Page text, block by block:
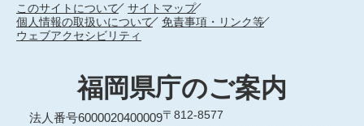
このサイトについて
サイトマップ
個人情報の取扱いについて
免責事項・リンク等
ウェブアクセシビリティ
福岡県庁のご案内
法人番号6000020400009〒812-8577